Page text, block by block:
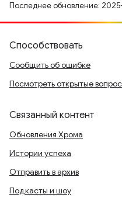
Последнее обновление:
Способствовать
Сообщить об ошибке
Посмотреть открытые
Связанный контент
Обновления Хрома
Истории успеха
Отправить в архив
Подкасты и шоу